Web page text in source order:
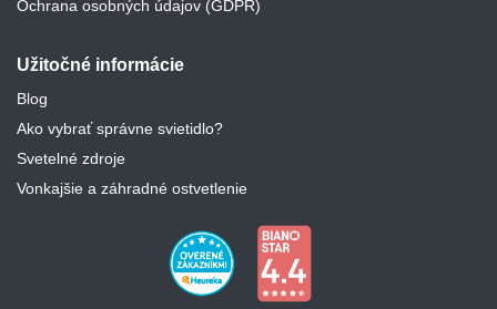
Ochrana osobných údajov (GDPR)
Užitočné informácie
Blog
Ako vybrať správne svietidlo?
Svetelné zdroje
Vonkajšie a záhradné ostvetlenie